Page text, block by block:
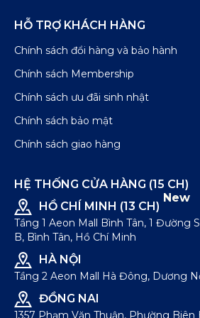
HỖ TRỢ KHÁCH HÀNG
Chính sách đổi hàng và bảo hành
Chính sách Membership
Chính sách ưu đãi sinh nhật
Chính sách bảo mật
Chính sách giao hàng
HỆ THỐNG CỬA HÀNG (15 CH)
HỒ CHÍ MINH (13 CH)
New
Tầng 1 Aeon Mall Bình Tân, 1 Đường
B, Bình Tân, Hồ Chí Minh
HÀ NỘI
Tầng 2 Aeon Mall Hà Đông, Dương
ĐỒNG NAI
1357 Phạm Văn Thuận, Phường